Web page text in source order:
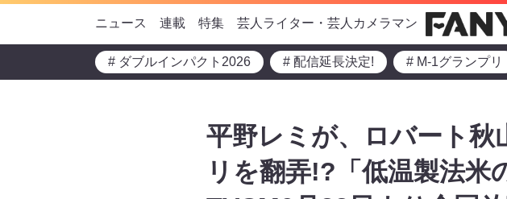
ニュース 連載 特集 芸人ライター・芸人カメラマン
# ダブルインパクト2026 # 配信延長決定! # M-1グランプリ
平野レミが、ロバート秋
リを翻弄!?「低温製法